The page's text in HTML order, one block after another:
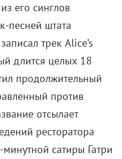
его синглов
песней штата
трек Alice’s
длится целых 18
продолжительный
против
отсылает
ресторатора
сатиры Гатри